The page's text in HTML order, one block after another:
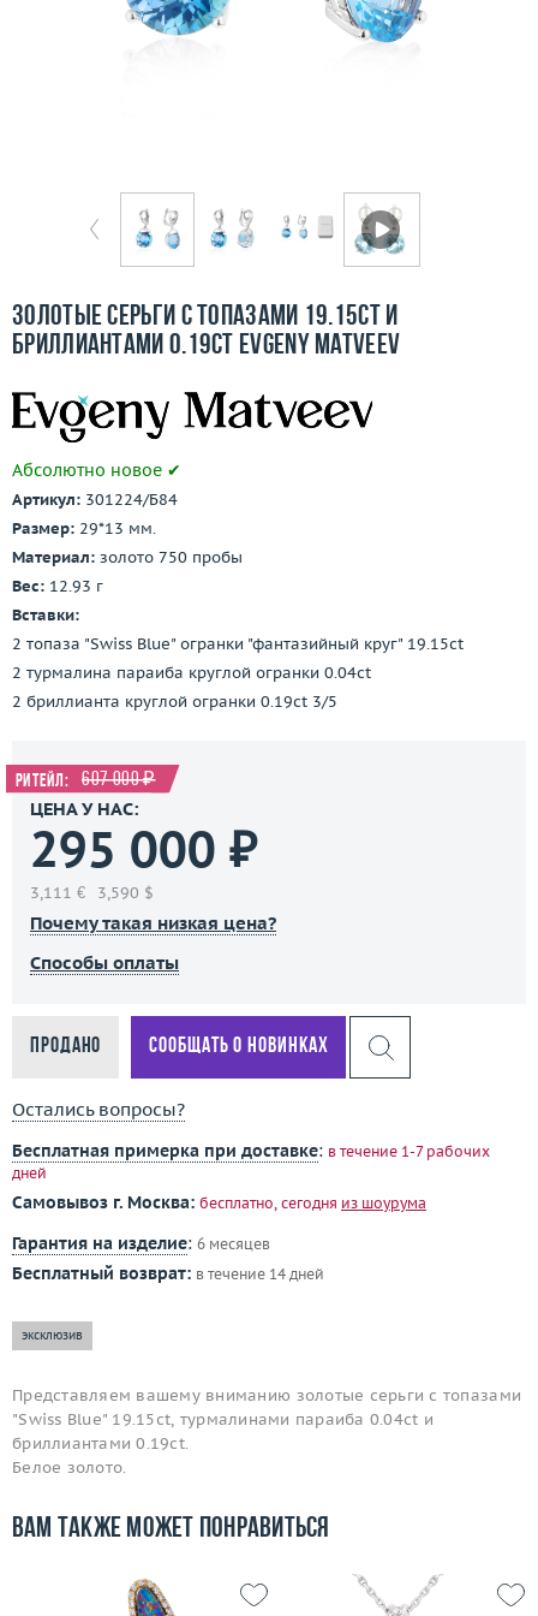
Бесплатная доставка
Контакты
Заказать звонок
Золотые серьги с топазами 19.15ct и
бриллиантами 0.19ct Evgeny Matveev
Абсолютно новое ✔
Артикул: 301224/Б84
Размер: 29*13 мм.
Материал: золото 750 пробы
Вес: 12.93 г
Вставки:
2 топаза "Swiss Blue" огранки "фантазийный круг" 19.15ct
2 турмалина параиба круглой огранки 0.04ct
2 бриллианта круглой огранки 0.19ct 3/5
Ритейл: 607 000 ₽
ЦЕНА У НАС:
295 000 ₽
3,111 € 3,590 $
Почему такая низкая цена?
Способы оплаты
Продано Сообщать о новинках
Остались вопросы?
Бесплатная примерка при доставке: в течение 1-7 рабочих
дней
Самовывоз г. Москва: бесплатно, сегодня из шоурума
Гарантия на изделие: 6 месяцев
Бесплатный возврат: в течение 14 дней
эксклюзив
Представляем вашему вниманию золотые серьги с топазами
"Swiss Blue" 19.15ct, турмалинами параиба 0.04ct и
бриллиантами 0.19ct.
Белое золото.
Вам также может понравиться